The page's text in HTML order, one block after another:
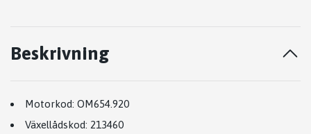
Beskrivning
Motorkod: OM654.920
Växellådskod: 213460